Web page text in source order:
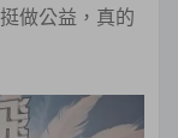
做公益，真的